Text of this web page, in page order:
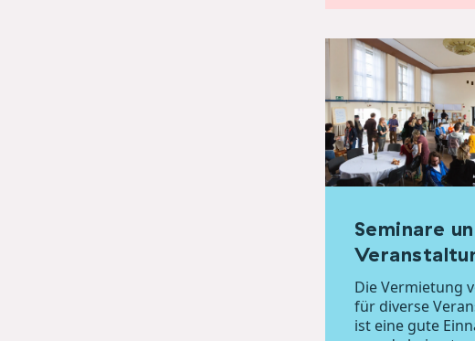
Seminare
Die Vermietung
für diverse
ist eine gute